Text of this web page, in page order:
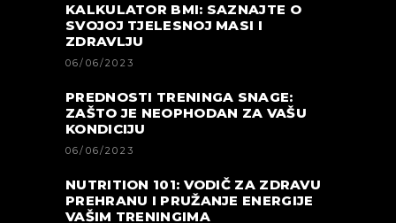
KALKULATOR BMI: SAZNAJTE O
SVOJOJ TJELESNOJ MASI I
ZDRAVLJU
06/06/2023
PREDNOSTI TRENINGA SNAGE:
ZAŠTO JE NEOPHODAN ZA VAŠU
KONDICIJU
06/06/2023
NUTRITION 101: VODIČ ZA ZDRAVU
PREHRANU I PRUŽANJE ENERGIJE
VAŠIM TRENINGIMA